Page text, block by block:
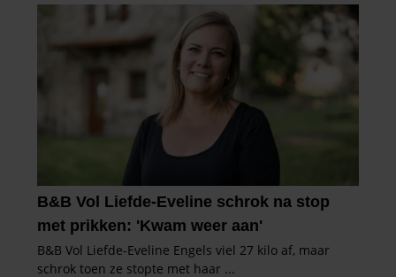
partners kunnen deze gegevens combineren met andere
informatie die u aan ze heeft verstrekt of die ze hebben
verzameld op basis van uw gebruik van hun services. U
gaat akkoord met onze cookies als u onze website blijft